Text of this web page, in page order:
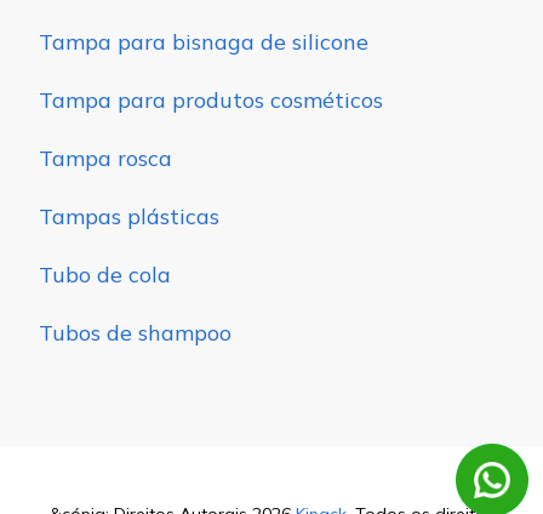
Tampa para bisnaga de silicone
Tampa para produtos cosméticos
Tampa rosca
Tampas plásticas
Tubo de cola
Tubos de shampoo